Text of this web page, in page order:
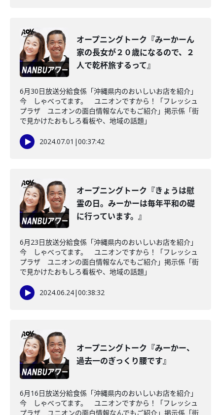
オープニングトーク『みーかーん
家の長女が２０歳になるので、２
人で乾杯旅するって』
6月30日放送分給食係「沖縄県内のおいしいお店を紹介」
今 しゃべってます。 ユニオンですから！「フレッシュ
プラザ ユニオンの面白情報なんでもご紹介」掲示係「街
で見かけたおもしろ看板や、地域の話題」
2024.07.01 |00:37:42
オープニングトーク『きょうは慰
霊の日。みーかーは毎年平和の礎
に行っています。』
6月23日放送分給食係「沖縄県内のおいしいお店を紹介」
今 しゃべってます。 ユニオンですから！「フレッシュ
プラザ ユニオンの面白情報なんでもご紹介」掲示係「街
で見かけたおもしろ看板や、地域の話題」
2024.06.24|00:38:32
オープニングトーク『みーかー、
過去一のぎっくり腰です』
6月16日放送分給食係「沖縄県内のおいしいお店を紹介」
今 しゃべってます。 ユニオンですから！「フレッシュ
プラザ ユニオンの面白情報なんでもご紹介」掲示係「街